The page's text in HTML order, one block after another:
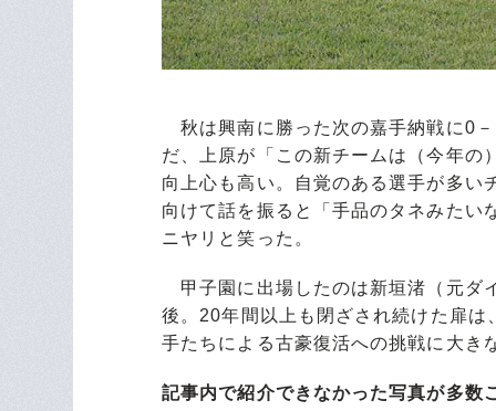
秋は興南に勝った次の嘉手納戦に0
だ、上原が「この新チームは（今年の
向上心も高い。自覚のある選手が多い
向けて話を振ると「手品のタネみたい
ニヤリと笑った。
甲子園に出場したのは新垣渚（元ダ
後。20年間以上も閉ざされ続けた扉
手たちによる古豪復活への挑戦に大き
記事内で紹介できなかった写真が多数